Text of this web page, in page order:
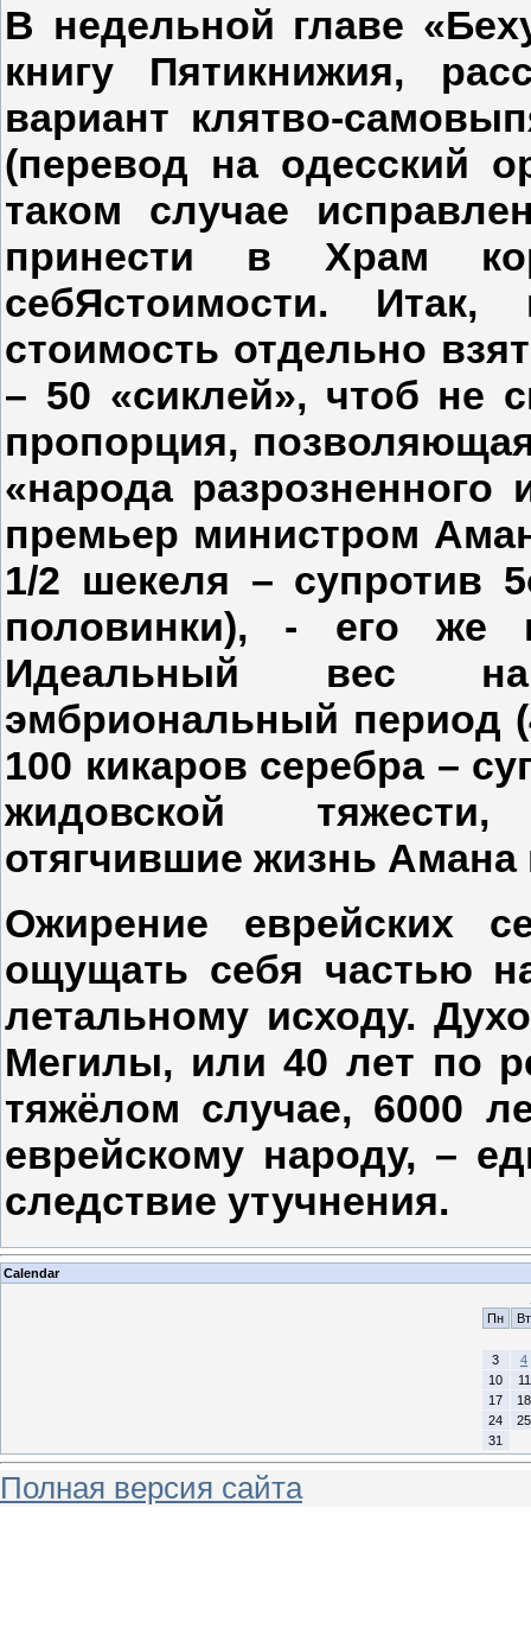
В недельной главе
книгу Пятикнижия,
вариант клятво-
(перевод на одесский
таком случае
принести в Храм
себЯстоимости.
стоимость отдельно
– 50 «сиклей», чтоб не
пропорция,
«народа разрозненного
премьер министром
1/2 шекеля – супротив
половинки), - его же
Идеальный вес
эмбриональный период
100 кикаров серебра –
жидовской
отягчившие жизнь
Ожирение еврейских
ощущать себя частью
летальному исходу.
Мегилы, или 40 лет по
тяжёлом случае, 6000
еврейскому народу, –
следствие утучнения.
Calendar
Пн
Вт
3
4
10
11
17
18
24
25
31
Полная версия сайта